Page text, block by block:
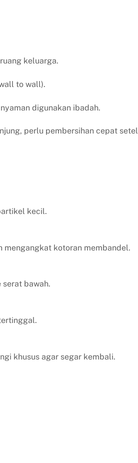
keluarga.
to wall).
digunakan ibadah.
perlu pembersihan cepat
kecil.
mengangkat kotoran membandel.
bawah.
khusus agar segar kembali.